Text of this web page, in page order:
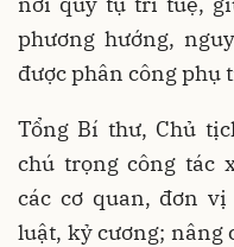
phương hướng,
được phân công phụ
Tổng Bí thư, Chủ
chú trọng công tác
các cơ quan, đơn
luật, kỷ cương; nâng